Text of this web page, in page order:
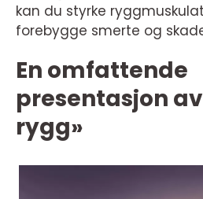
kan du styrke
forebygge smerte og
En omfattende
presentasjon
rygg»